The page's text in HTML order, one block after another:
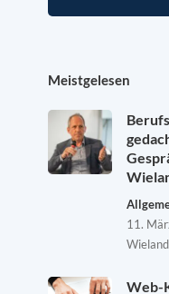
Meistgelesen
11.
Web-